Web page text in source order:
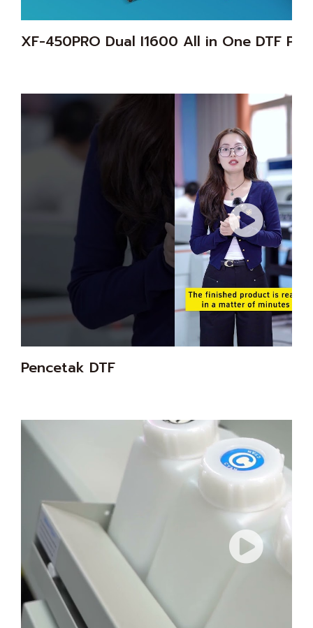
XF-450PRO Dual I1600 All in One DTF
Pencetak DTF